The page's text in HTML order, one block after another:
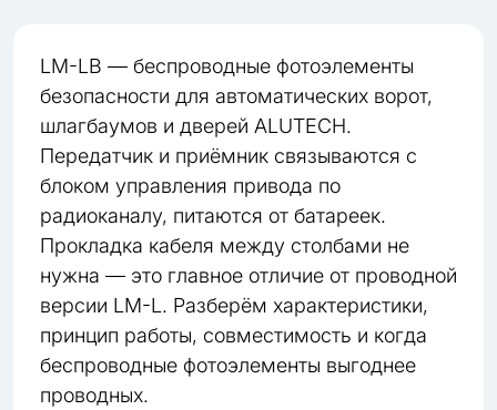
LM-LB — беспроводные фотоэлементы
безопасности для автоматических ворот,
шлагбаумов и дверей ALUTECH.
Передатчик и приёмник связываются с
блоком управления привода по
радиоканалу, питаются от батареек.
Прокладка кабеля между столбами не
нужна — это главное отличие от проводной
версии LM-L. Разберём характеристики,
принцип работы, совместимость и когда
беспроводные фотоэлементы выгоднее
проводных.